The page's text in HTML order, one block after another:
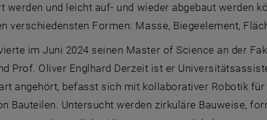
werden und leicht auf- und wieder abgebaut werden
verschiedensten Formen: Masse, Biegeelement,
im Juni 2024 seinen Master of Science an der
Prof. Oliver Englhard Derzeit ist er
angehört, befasst sich mit kollaborativer Robotik
Bauteilen. Untersucht werden zirkuläre Bauweise,